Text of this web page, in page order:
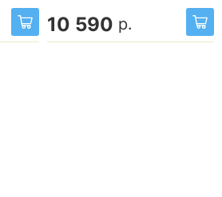
10 590 р.